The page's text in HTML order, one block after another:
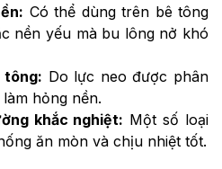
Có thể dùng trên bê tông
nền yếu mà bu lông nở khó
tông: Do lực neo được phân
hỏng nền.
khắc nghiệt: Một số loại
ăn mòn và chịu nhiệt tốt.